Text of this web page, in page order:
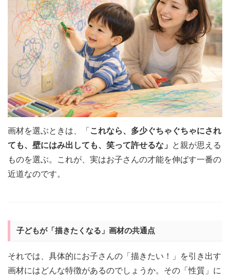
画材を選ぶときは、「 これなら、多少ぐちゃぐちゃにされ
ても、壁にはみ出しても、笑って許せるな」
と親が思える
ものを選ぶ。これが、実はお子さんの才能を伸ばす一番の
近道なのです。
子どもが「描きたくなる」画材の共通点
それでは、具体的にお子さんの「描きたい！」を引き出す
画材にはどんな特徴があるのでしょうか。その「性質」に